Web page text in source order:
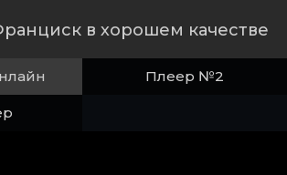
в хорошем качестве
Плеер №2